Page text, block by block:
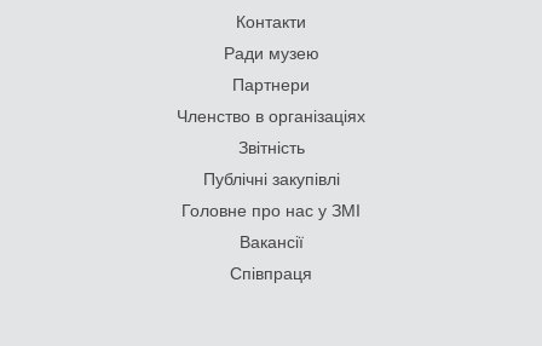
Контакти
Ради музею
Партнери
Членство в організаціях
Звітність
Публічні закупівлі
Головне про нас у ЗМІ
Вакансії
Співпраця